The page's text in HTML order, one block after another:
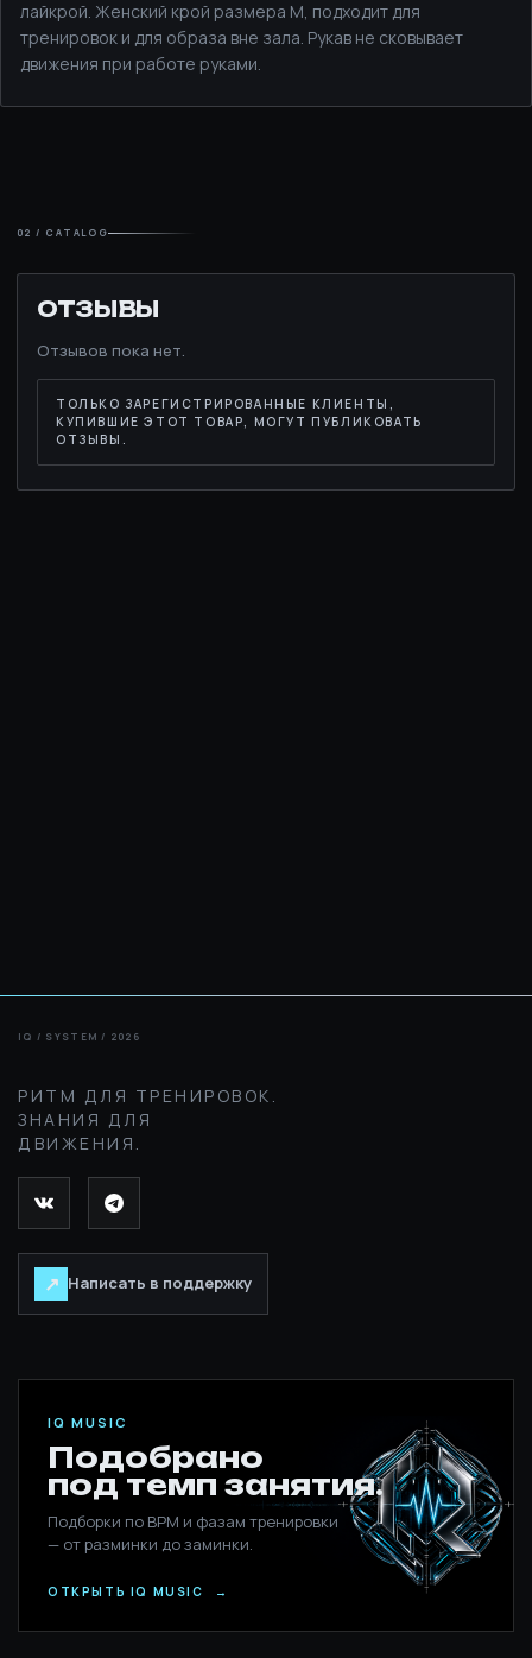
лайкрой. Женский крой размера M, подходит для
тренировок и для образа вне зала. Рукав не сковывает
движения при работе руками.
02 / CATALOG
ОТЗЫВЫ
Отзывов пока нет.
ТОЛЬКО ЗАРЕГИСТРИРОВАННЫЕ КЛИЕНТЫ,
КУПИВШИЕ ЭТОТ ТОВАР, МОГУТ ПУБЛИКОВАТЬ
ОТЗЫВЫ.
РИТМ ДЛЯ ТРЕНИРОВОК.
ЗНАНИЯ ДЛЯ
ДВИЖЕНИЯ.
↗ Написать в поддержку
IQ MUSIC
Подобрано
под темп занятия.
Подборки по BPM и фазам тренировки
— от разминки до заминки.
ОТКРЫТЬ IQ MUSIC →